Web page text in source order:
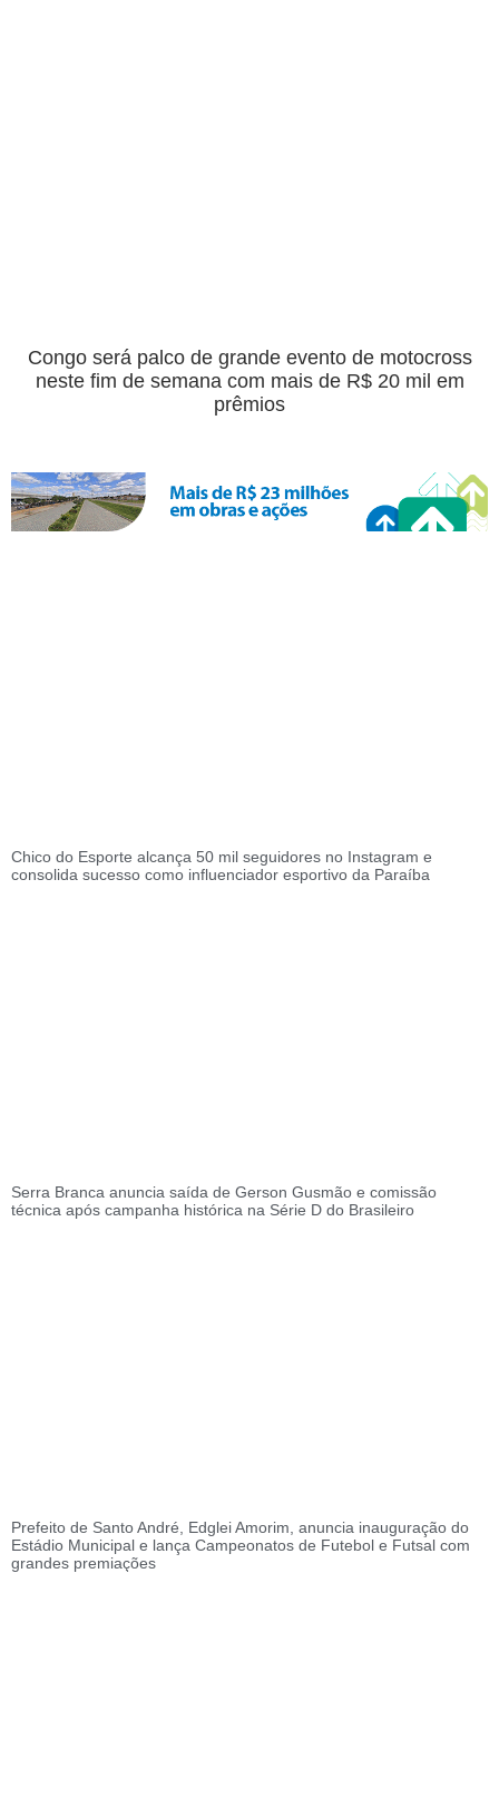
Congo será palco de grande evento de motocross
neste fim de semana com mais de R$ 20 mil em
prêmios
Chico do Esporte alcança 50 mil seguidores no Instagram e
consolida sucesso como influenciador esportivo da Paraíba
Serra Branca anuncia saída de Gerson Gusmão e comissão
técnica após campanha histórica na Série D do Brasileiro
Prefeito de Santo André, Edglei Amorim, anuncia inauguração do
Estádio Municipal e lança Campeonatos de Futebol e Futsal com
grandes premiações